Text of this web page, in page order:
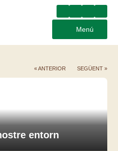
Menú
« ANTERIOR SEGÜENT »
entorn